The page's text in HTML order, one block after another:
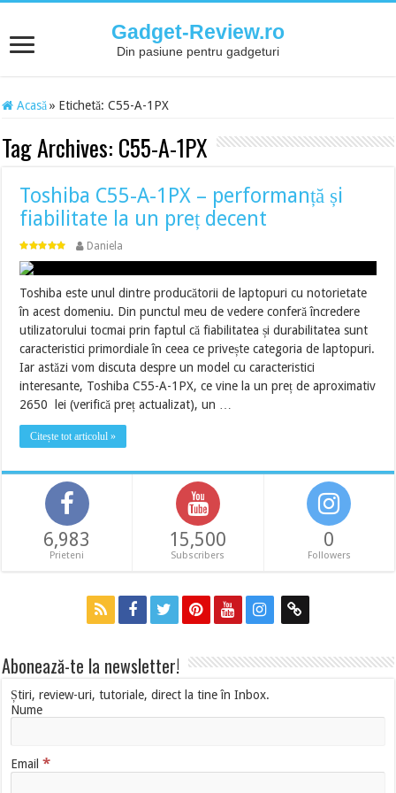
Gadget-Review.ro
Din pasiune pentru gadgeturi
Acasă » Etichetă:C55-A-1PX
Tag Archives: C55-A-1PX
Toshiba C55-A-1PX – performanță și
fiabilitate la un preț decent
Daniela
Toshiba este unul dintre producătorii de laptopuri cu notorietate
în acest domeniu. Din punctul meu de vedere conferă încredere
utilizatorului tocmai prin faptul că fiabilitatea și durabilitatea sunt
caracteristici primordiale în ceea ce privește categoria de laptopuri.
Iar astăzi vom discuta despre un model cu caracteristici
interesante, Toshiba C55-A-1PX, ce vine la un preț de aproximativ
2650 lei (verifică preț actualizat), un …
Citește tot articolul »
6,983
Prieteni
15,500
Subscribers
0
Followers
Abonează-te la newsletter!
Știri, review-uri, tutoriale, direct la tine în Inbox.
Nume
Email*